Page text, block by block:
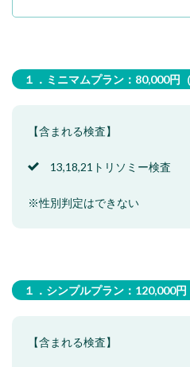
１．ミニマムプラン：80,000円
【含まれる検査】
13,18,21トリソミー検査
※性別判定はできない
１．シンプルプラン：120,000円
【含まれる検査】